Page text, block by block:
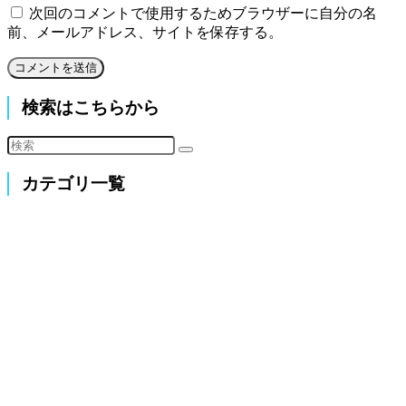
次回のコメントで使用するためブラウザーに自分の名
前、メールアドレス、サイトを保存する。
検索はこちらから
カテゴリ一覧